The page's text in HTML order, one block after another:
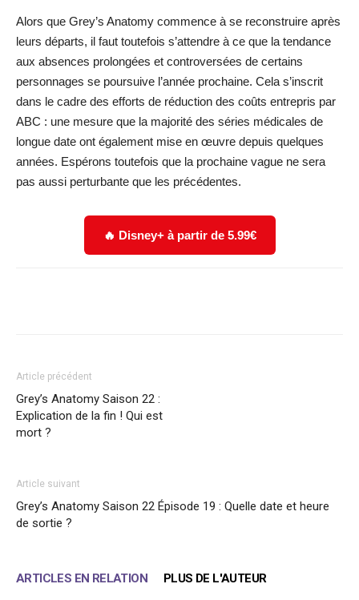
Alors que Grey’s Anatomy commence à se reconstruire après
leurs départs, il faut toutefois s’attendre à ce que la tendance
aux absences prolongées et controversées de certains
personnages se poursuive l’année prochaine. Cela s’inscrit
dans le cadre des efforts de réduction des coûts entrepris par
ABC : une mesure que la majorité des séries médicales de
longue date ont également mise en œuvre depuis quelques
années. Espérons toutefois que la prochaine vague ne sera
pas aussi perturbante que les précédentes.
🔥 Disney+ à partir de 5.99€
Article précédent
Grey’s Anatomy Saison 22 :
Explication de la fin ! Qui est
mort ?
Article suivant
Grey’s Anatomy Saison 22 Épisode 19 : Quelle date et heure
de sortie ?
ARTICLES EN RELATION PLUS DE L'AUTEUR